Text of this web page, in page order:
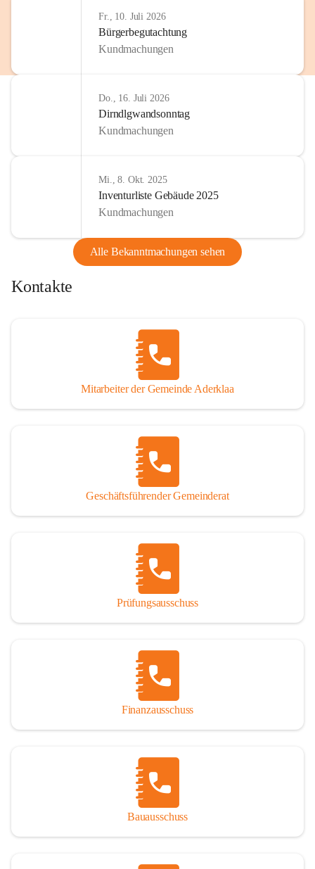
Fr., 10. Juli 2026
Bürgerbegutachtung
Kundmachungen
Do., 16. Juli 2026
Dirndlgwandsonntag
Kundmachungen
Mi., 8. Okt. 2025
Inventurliste Gebäude 2025
Kundmachungen
Alle Bekanntmachungen sehen
Kontakte
Mitarbeiter der Gemeinde Aderklaa
Geschäftsführender Gemeinderat
Prüfungsausschuss
Finanzausschuss
Bauausschuss